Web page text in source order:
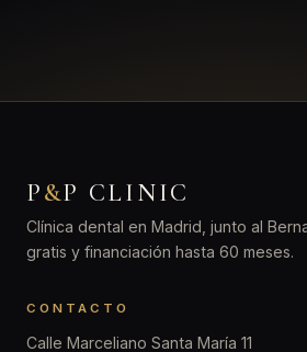
P&P CLINIC
Clínica dental en Madrid, junto al
gratis y financiación hasta 60 meses.
CONTACTO
Calle Marceliano Santa María 11